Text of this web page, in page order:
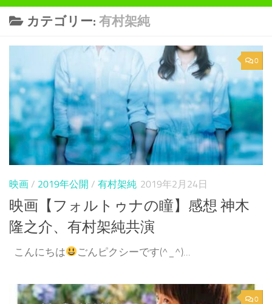
カテゴリー: 有村架純
0
映画 / 2019年公開 / 有村架純 2019年2月24日
映画【フォルトゥナの瞳】感想 神木
隆之介、有村架純共演
こんにちは ごんピクシーです(^_^)...
0